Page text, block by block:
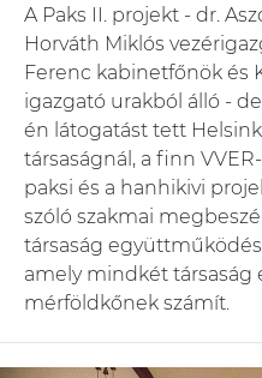
A Paks II. projekt - dr.
Horváth Miklós
Ferenc kabinetfőnök és
igazgató urakból álló -
én látogatást tett
társaságnál, a finn
paksi és a hanhikivi
szóló szakmai
társaság
amely mindkét társaság
mérföldkőnek számít.